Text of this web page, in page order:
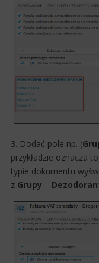
3. Dodać pole np. (
przykładzie oznacza
typie dokumentu
z Grupy –